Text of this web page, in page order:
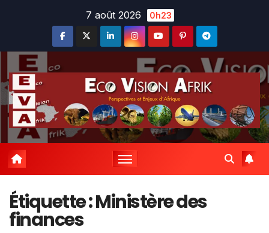
7 août 2026 0h23
Étiquette :Ministère des
finances